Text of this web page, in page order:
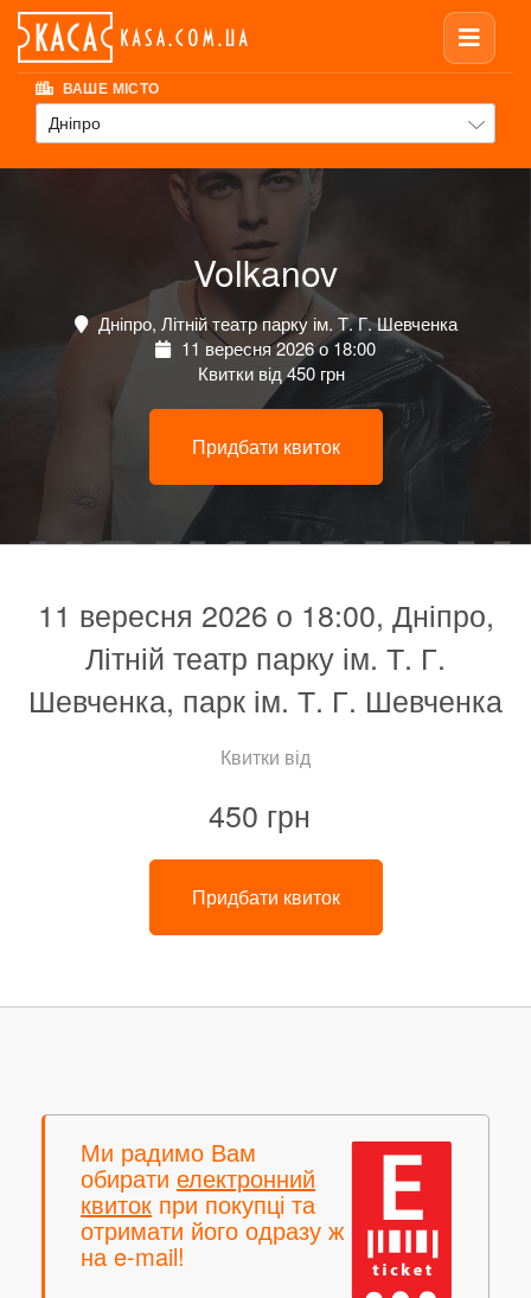
ВАШЕ МІСТО
Дніпро
Volkanov
Дніпро, Літній театр парку ім. Т. Г. Шевченка
11 вересня 2026 о 18:00
Квитки від 450 грн
Придбати квиток
11 вересня 2026 о 18:00, Дніпро,
Літній театр парку ім. Т. Г.
Шевченка, парк ім. Т. Г. Шевченка
Квитки від
450 грн
Придбати квиток
Ми радимо Вам
обирати електронний
квиток при покупці та
отримати його одразу ж
на e-mail!